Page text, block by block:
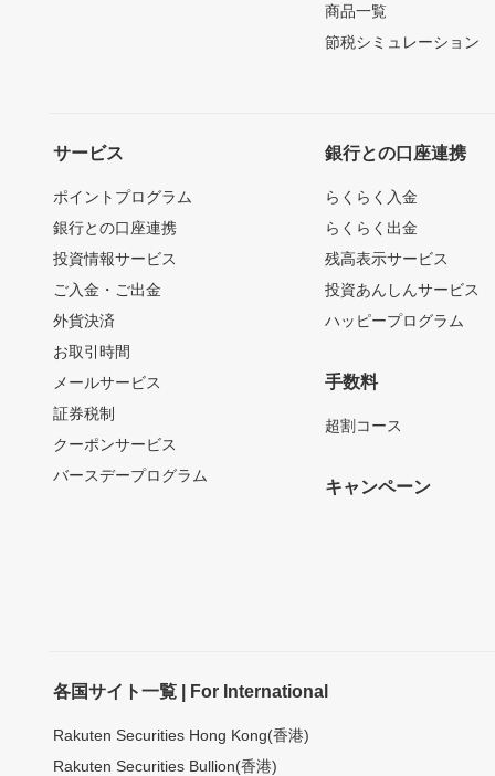
商品一覧
節税シミュレーション
サービス
ポイントプログラム
銀行との口座連携
投資情報サービス
ご入金・ご出金
外貨決済
お取引時間
メールサービス
証券税制
クーポンサービス
バースデープログラム
銀行との口座連携
らくらく入金
らくらく出金
残高表示サービス
投資あんしんサービス
ハッピープログラム
手数料
超割コース
キャンペーン
各国サイト一覧 | For International
Rakuten Securities Hong Kong(香港)
Rakuten Securities Bullion(香港)